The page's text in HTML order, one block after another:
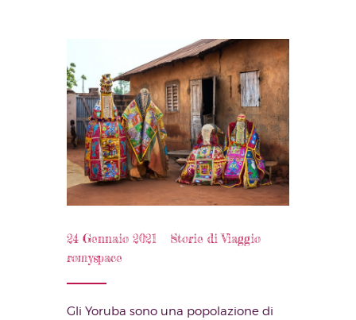
24 Gennaio 2021
Storie di Viaggio
romyspace
Gli Yoruba sono una popolazione di